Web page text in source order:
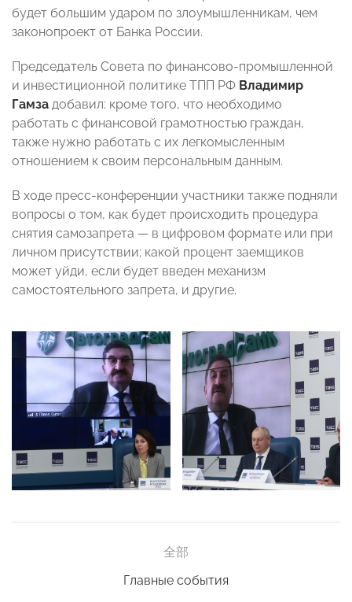
будет большим ударом по злоумышленникам, чем
законопроект от Банка России.
Председатель Совета по финансово-промышленной
и инвестиционной политике ТПП РФ Владимир
Гамза добавил: кроме того, что необходимо
работать с финансовой грамотностью граждан,
также нужно работать с их легкомысленным
отношением к своим персональным данным.
В ходе пресс-конференции участники также подняли
вопросы о том, как будет происходить процедура
снятия самозапрета — в цифровом формате или при
личном присутствии; какой процент заемщиков
может уйди, если будет введен механизм
самостоятельного запрета, и другие.
全部
Главные события